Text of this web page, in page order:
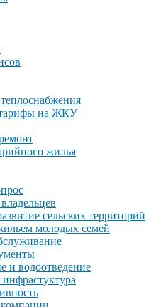
на ЖКУ
жилья
сельских территорий
молодых семей
и водоотведение